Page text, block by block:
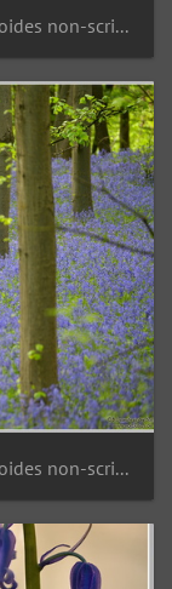
Atlantisches Hasenglöckchen (Hyacinthoides non-scripta)
Atlantisches Hasenglöckchen (Hyacinthoides non-scripta)